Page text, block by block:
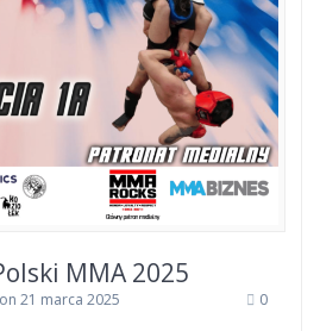
MMA 2025
on 21 marca 2025 0